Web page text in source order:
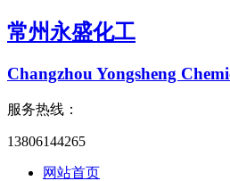
常州永盛化工
Changzhou Yongsheng
服务热线：
13806144265
网站首页